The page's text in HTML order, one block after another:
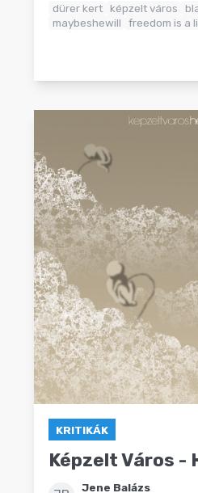
dürer kert képzelt város
maybeshewill
freedom is a
KRITIKÁK
Képzelt Város -
Jene Balázs